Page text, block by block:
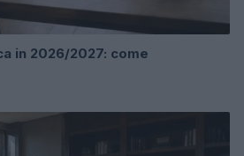
in 2026/2027: come